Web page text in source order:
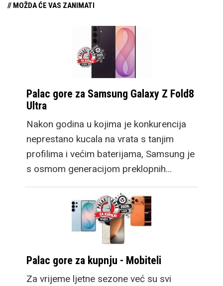
// MOŽDA ĆE VAS ZANIMATI
Palac gore za Samsung Galaxy Z Fold8
Ultra
Nakon godina u kojima je konkurencija
neprestano kucala na vrata s tanjim
profilima i većim baterijama, Samsung je
s osmom generacijom preklopnih…
Palac gore za kupnju - Mobiteli
Za vrijeme ljetne sezone već su svi